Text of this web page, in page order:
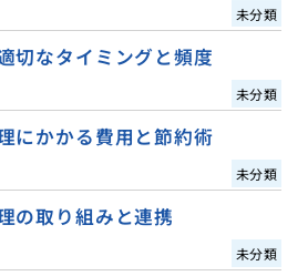
未分類
切なタイミングと頻度
未分類
にかかる費用と節約術
未分類
の取り組みと連携
未分類